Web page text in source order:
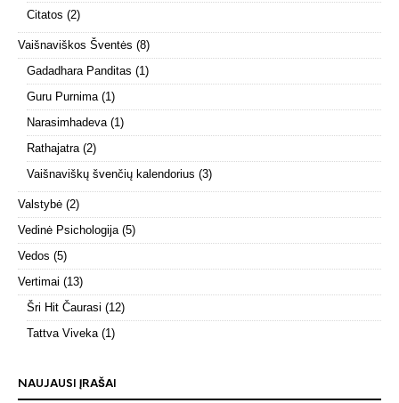
Citatos (2)
Vaišnaviškos Šventės (8)
Gadadhara Panditas (1)
Guru Purnima (1)
Narasimhadeva (1)
Rathajatra (2)
Vaišnaviškų švenčių kalendorius (3)
Valstybė (2)
Vedinė Psichologija (5)
Vedos (5)
Vertimai (13)
Šri Hit Čaurasi (12)
Tattva Viveka (1)
NAUJAUSI ĮRAŠAI